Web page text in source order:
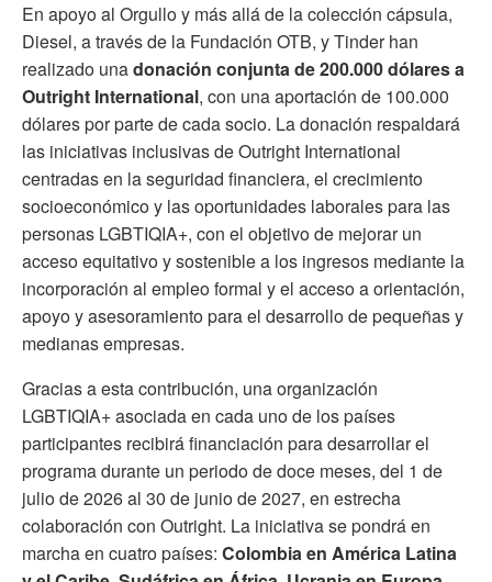
En apoyo al Orgullo y más allá de la colección cápsula,
Diesel, a través de la Fundación OTB, y Tinder han
realizado unadonación conjunta de 200.000 dólares a
Outright International, con una aportación de 100.000
dólares por parte de cada socio. La donación respaldará
las iniciativas inclusivas de Outright International
centradas en la seguridad financiera, el crecimiento
socioeconómico y las oportunidades laborales para las
personas LGBTIQIA+, con el objetivo de mejorar un
acceso equitativo y sostenible a los ingresos mediante la
incorporación al empleo formal y el acceso a orientación,
apoyo y asesoramiento para el desarrollo de pequeñas y
medianas empresas.
Gracias a esta contribución, una organización
LGBTIQIA+ asociada en cada uno de los países
participantes recibirá financiación para desarrollar el
programa durante un periodo de doce meses, del 1 de
julio de 2026 al 30 de junio de 2027, en estrecha
colaboración con Outright. La iniciativa se pondrá en
marcha en cuatro países: Colombia en América Latina